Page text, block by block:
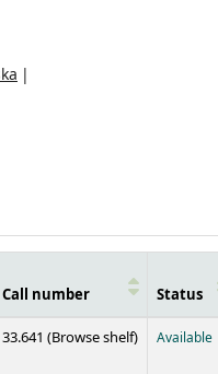
Call number Status
33.641 (Browse shelf(Opens below)
) Available